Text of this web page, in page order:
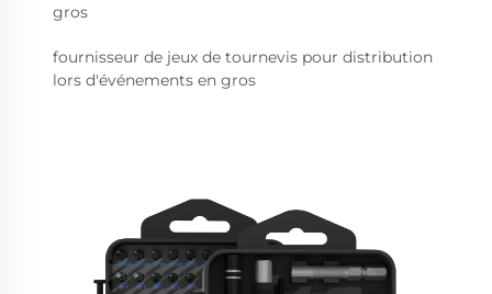
gros
fournisseur de jeux de tournevis pour distribution
lors d'événements en gros